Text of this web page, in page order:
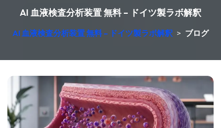
AI 血液検査分析装置 無料 – ドイツ製ラボ解釈
AI 血液検査分析装置 無料 – ドイツ製ラボ解釈 > ブログ